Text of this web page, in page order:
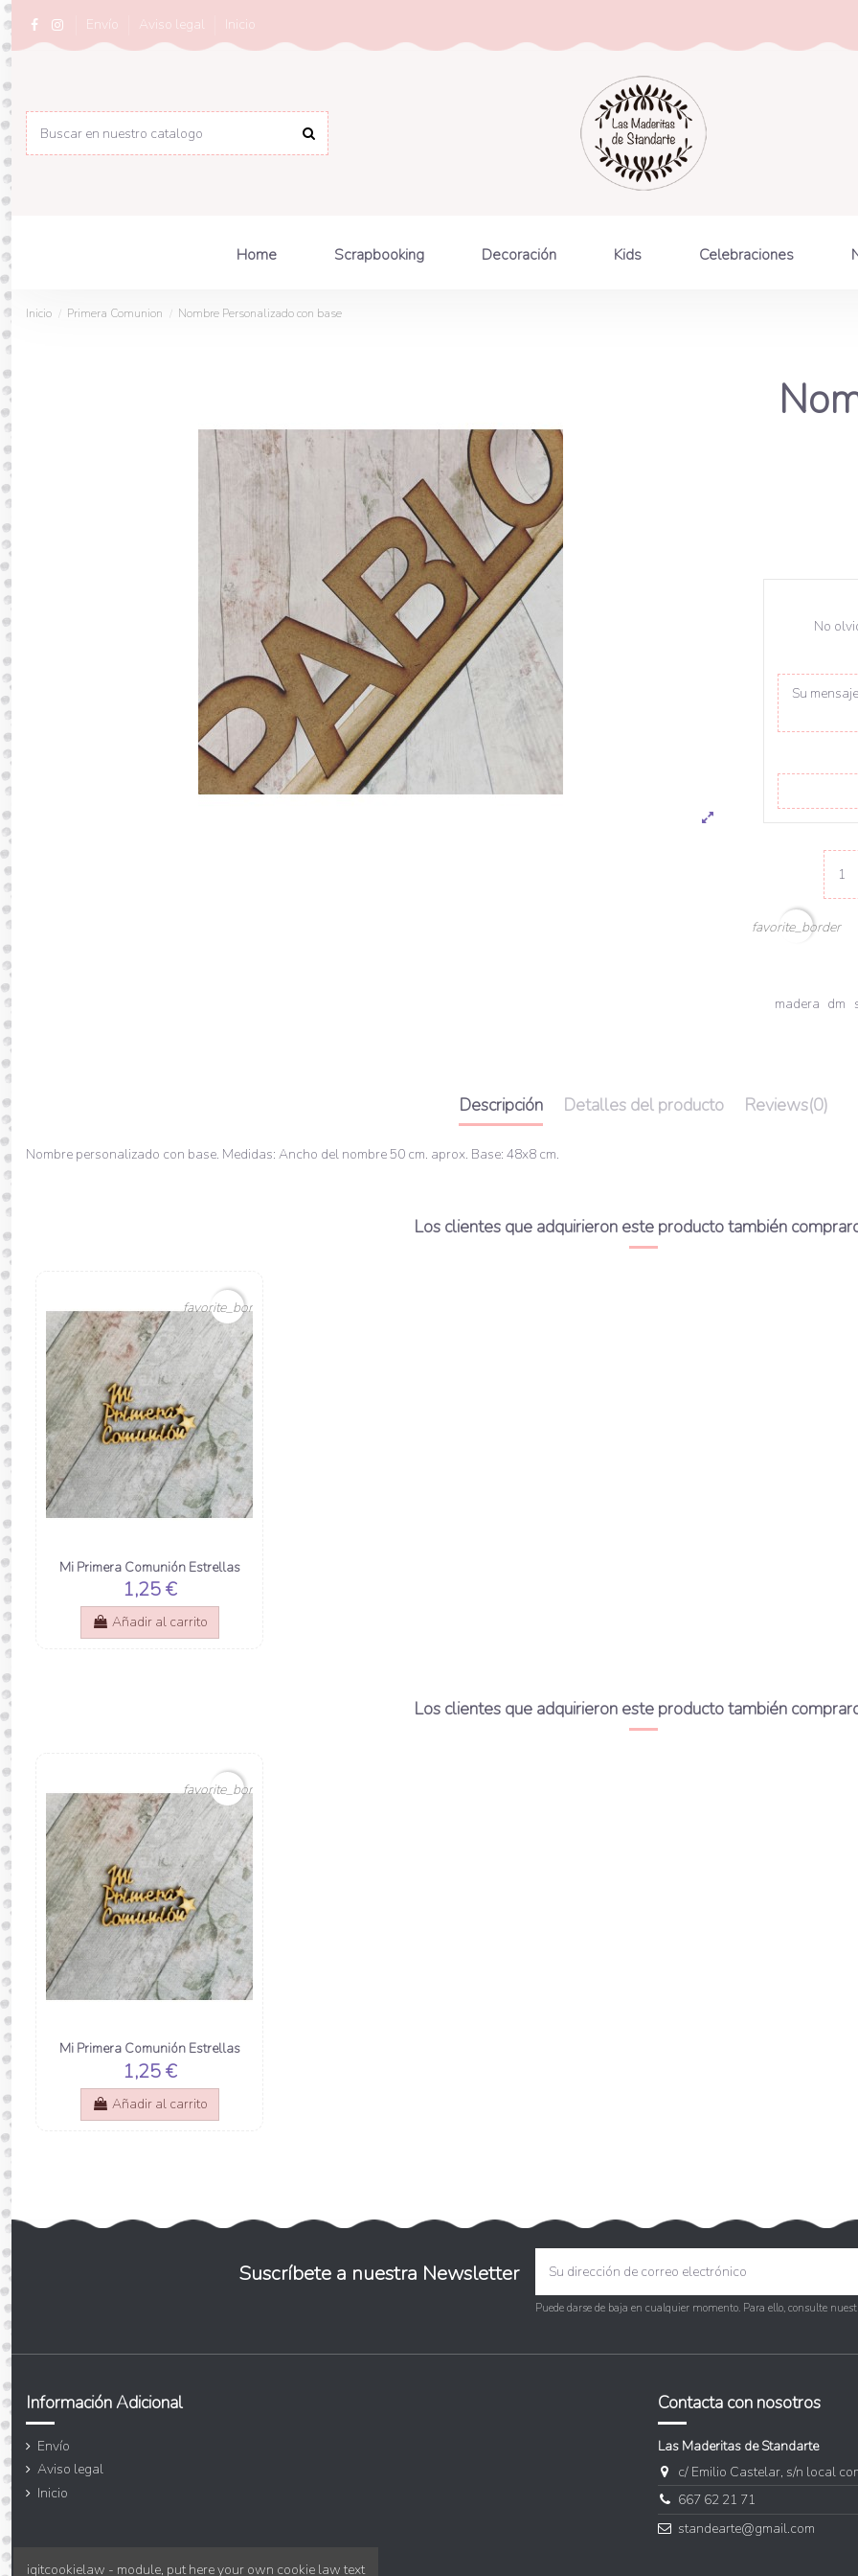
Envío Aviso legal Inicio
Home Scrapbooking Decoración Kids Celebraciones
Inicio Primera Comunion Nombre Personalizado con base
No
favorite_border
madera dm
Descripción Detalles del producto Reviews(0)
Nombre personalizado con base. Medidas: Ancho del nombre 50 cm. aprox. Base: 48x8 cm.
Los clientes que adquirieron este producto también
favorite_border
Mi Primera Comunión Estrellas
1,25 €
Añadir al carrito
Los clientes que adquirieron este producto también
favorite_border
Mi Primera Comunión Estrellas
1,25 €
Añadir al carrito
Suscríbete a nuestra Newsletter
Puede darse de baja en cualquier momento. Para ello, consulte
Información Adicional
Envío
Aviso legal
Inicio
Contacta con nosotros
Las Maderitas de Standarte
c/ Emilio Castelar, s/n local
667 62 21 71
standearte@gmail.com
iqitcookielaw - module, put here your own cookie law text